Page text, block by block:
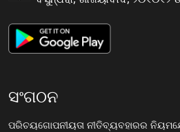
ସଂଗଠନ
ପରିଚୟଗୋପନୀୟତା ନୀତିବ୍ୟବହାରର ନିୟମ